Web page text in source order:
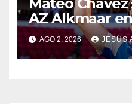
Mateo
AZ Alkmaar
de Países
AGO 2, 2026 JESÚS